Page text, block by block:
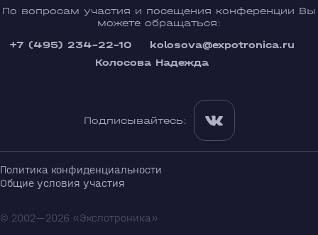
По вопросам участия и посещения конференции Вы
можете обращаться:
+7 (495) 234-22-10
kolosova@expotronica.ru
Колосова Надежда
Подписывайтесь:
Политика конфиденциальности
Общие условия участия
© 2002—2026 «Экспотроника»